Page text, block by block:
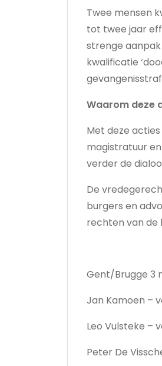
Twee mensen
tot twee jaar
strenge
kwalificatie
Waarom deze
Met deze
magistratuur
verder de
De
burgers en
rechten van de
Gent/Brugge 3
Jan Kamoen –
Leo Vulsteke –
Peter De